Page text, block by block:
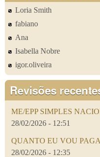
Loria Smith
fabiano
Ana
Isabella Nobre
igor.oliveira
Revisões
ME/EPP SIMPLES
28/02/2026 - 12:51
QUANTO EU VOU
28/02/2026 - 12:35